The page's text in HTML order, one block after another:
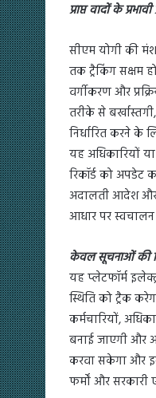
प्राप्त वादों के
सीएम योगी की
तक ट्रैकिंग सक्षम
वर्गीकरण और
तरीके से
निर्धारित करने
यह अधिकारियों
रिकॉर्ड को
अदालती आदेश और
आधार पर स्वचालन
केवल सूचनाओं की
यह प्लेटफॉर्म
स्थिति को ट्रैक
कर्मचारियों,
बनाई जाएगी और
करवा सकेगा और
फर्मों और